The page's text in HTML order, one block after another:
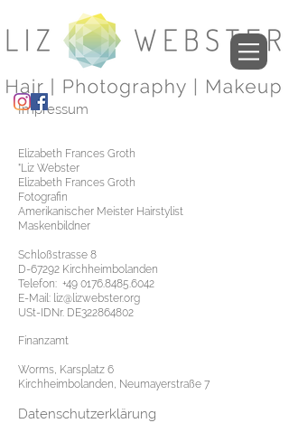
Impressum
Elizabeth Frances Groth
"Liz Webster
Elizabeth Frances Groth
Fotografin
Amerikanischer Meister Hairstylist
Maskenbildner
Schloßstrasse 8
D-67292 Kirchheimbolanden
Telefon: +49 0176.8485.6042
E-Mail: liz@lizwebster.org
USt-IDNr. DE322864802
Finanzamt
Worms, Karsplatz 6
Kirchheimbolanden, Neumayerstraße 7
Datenschutzerklärung